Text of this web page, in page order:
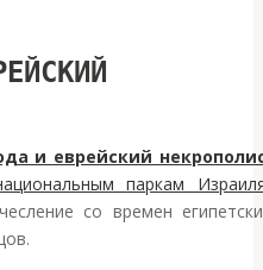
и еврейский
паркам
со времен